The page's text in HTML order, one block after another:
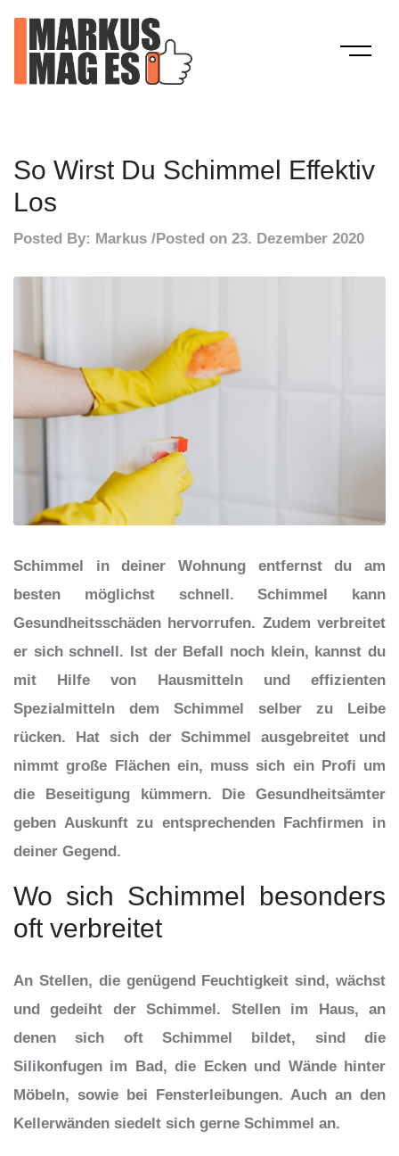
content
So Wirst Du Schimmel Effektiv
Los
Posted By: Markus Posted on 23. Dezember 2020
Schimmel in deiner Wohnung entfernst du am
besten möglichst schnell. Schimmel kann
Gesundheitsschäden hervorrufen. Zudem verbreitet
er sich schnell. Ist der Befall noch klein, kannst du
mit Hilfe von Hausmitteln und effizienten
Spezialmitteln dem Schimmel selber zu Leibe
rücken. Hat sich der Schimmel ausgebreitet und
nimmt große Flächen ein, muss sich ein Profi um
die Beseitigung kümmern. Die Gesundheitsämter
geben Auskunft zu entsprechenden Fachfirmen in
deiner Gegend.
Wo sich Schimmel besonders
oft verbreitet
An Stellen, die genügend Feuchtigkeit sind, wächst
und gedeiht der Schimmel. Stellen im Haus, an
denen sich oft Schimmel bildet, sind die
Silikonfugen im Bad, die Ecken und Wände hinter
Möbeln, sowie bei Fensterleibungen. Auch an den
Kellerwänden siedelt sich gerne Schimmel an.